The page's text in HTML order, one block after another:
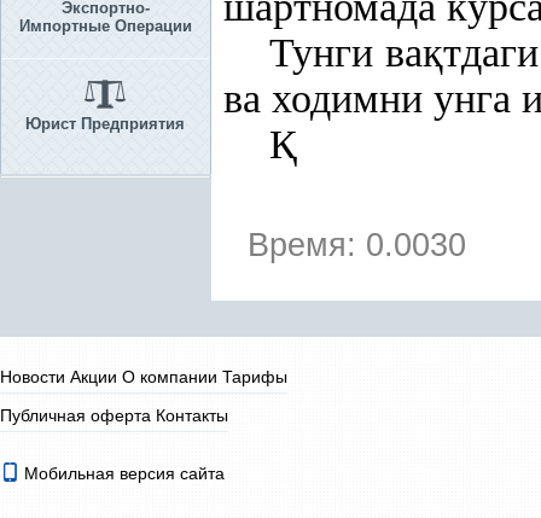
Экспортно-
Импортные Операции
Юрист Предприятия
Тунги вақ
ва ходимни унга
Қ
Время: 0.0030
Новости Акции О компании Тарифы
Публичная оферта Контакты
Мобильная версия сайта